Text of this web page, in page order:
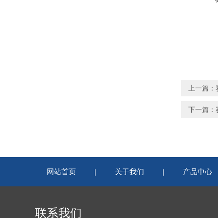
上一篇：
下一篇：
网站首页 | 关于我们 | 产品中心
联系我们